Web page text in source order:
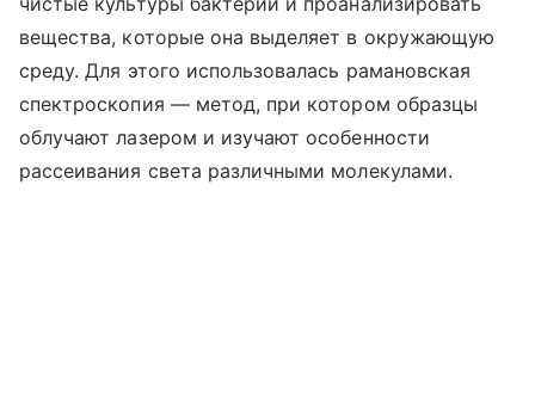
вещества, которые она выделяет в окружающую
среду. Для этого использовалась рамановская
спектроскопия — метод, при котором образцы
облучают лазером и изучают особенности
рассеивания света различными молекулами.